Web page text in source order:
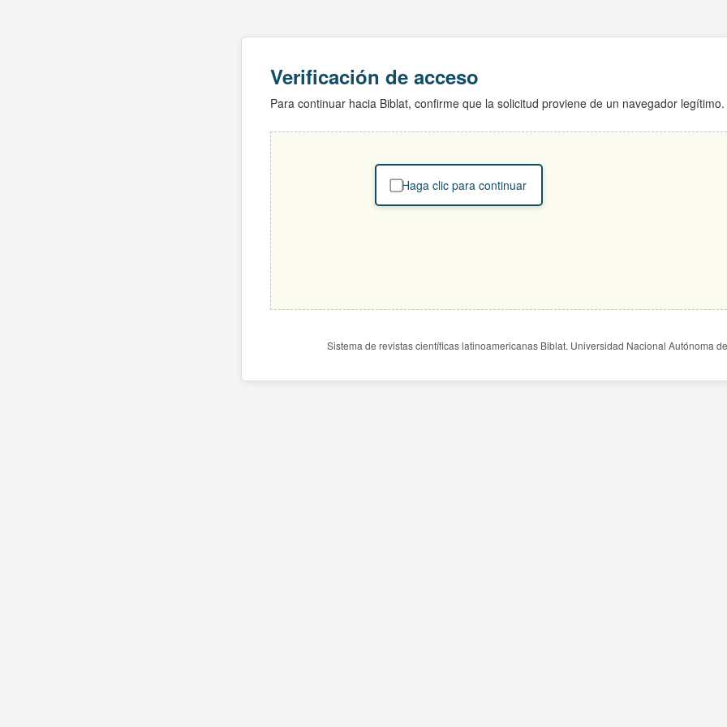
Verificación de acceso
Para continuar hacia Biblat, confirme que la solicitud proviene de un navegador legítimo.
Haga clic para continuar
Sistema de revistas científicas latinoamericanas Biblat. Universidad Nacional Autónoma